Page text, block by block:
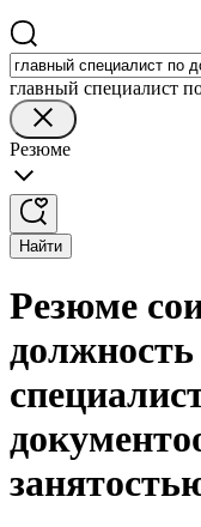
главный специалист
Резюме
Найти
Резюме
должность